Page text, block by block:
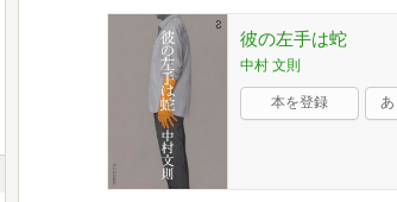
彼の左手は蛇
中村 文則
本を登録 あ